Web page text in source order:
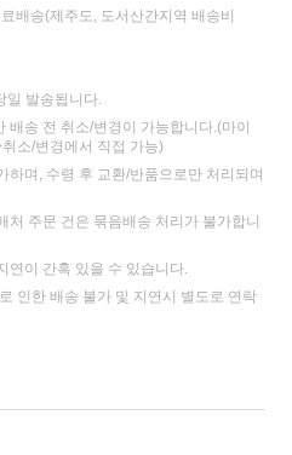
배송(제주도, 도서산간지역 배송비
일 발송됩니다.
배송 전 취소/변경이 가능합니다.(마이
소/변경에서 직접 가능)
하며, 수령 후 교환/반품으로만 처리되며
처 주문 건은 묶음배송 처리가 불가합니
연이 간혹 있을 수 있습니다.
인한 배송 불가 및 지연시 별도로 연락